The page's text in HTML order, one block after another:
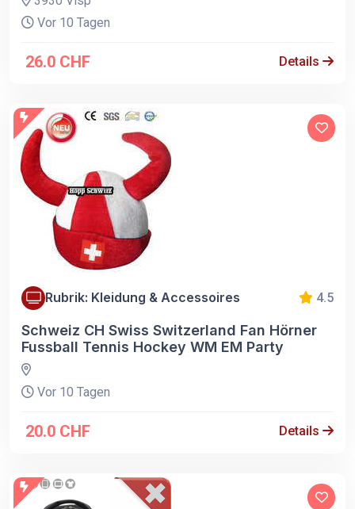
Vor 10 Tagen
26.0 CHF Details
Rubrik: Kleidung & Accessoires 4.5
Schweiz CH Swiss Switzerland Fan Hörner
Fussball Tennis Hockey WM EM Party
Vor 10 Tagen
20.0 CHF Details